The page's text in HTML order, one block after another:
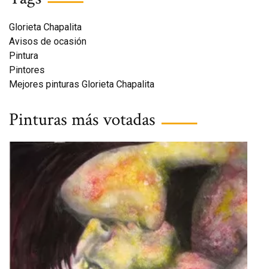
Glorieta Chapalita
Avisos de ocasión
Pintura
Pintores
Mejores pinturas Glorieta Chapalita
Pinturas más votadas